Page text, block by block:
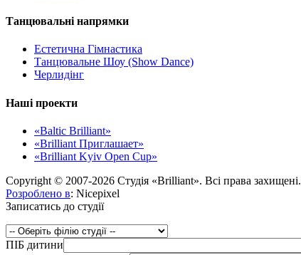
Танцювальні напрямки
Естетична Гімнастика
Танцювальне Шоу (Show Dance)
Черлидінг
Наші проекти
«Baltic Brilliant»
«Brilliant Приглашает»
«Brilliant Kyiv Open Cup»
Copyright © 2007-2026 Студія «Brilliant». Всі права захищені.
Розроблено в: Nicepixel
Записатись до студії
ПІБ дитини